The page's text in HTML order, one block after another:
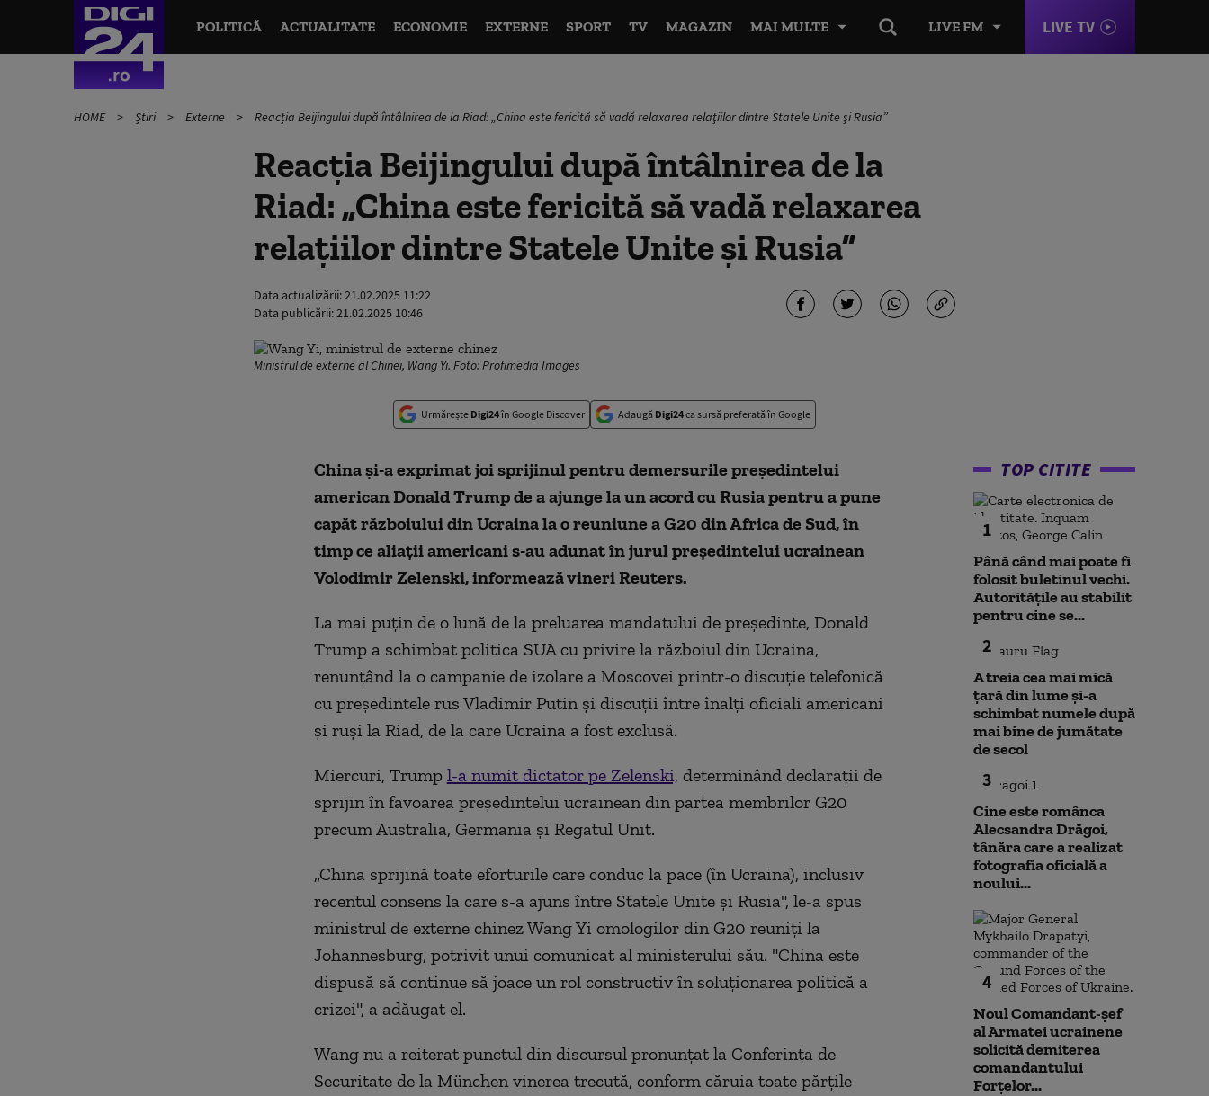
LIVE FM LIVE TV
POLITICĂ ACTUALITATE ECONOMIE EXTERNE SPORT TV MAGAZIN MAI MULTE
HOME Știri Externe Reacția Beijingului după întâlnirea de la Riad: „China este fericită să vadă relaxarea relaţiilor dintre Statele Unite şi Rusia”
Reacția Beijingului după întâlnirea de la
Riad: „China este fericită să vadă relaxarea
relaţiilor dintre Statele Unite şi Rusia”
Data actualizării:21.02.2025 11:22
Data publicării:21.02.2025 10:46
Ministrul de externe al Chinei, Wang Yi. Foto: Profimedia Images
Urmărește Digi24în Google Discover Adaugă Digi24ca sursă preferată în Google
China şi-a exprimat joi sprijinul pentru demersurile preşedintelui
american Donald Trump de a ajunge la un acord cu Rusia pentru a pune
capăt războiului din Ucraina la o reuniune a G20 din Africa de Sud, în
timp ce aliaţii americani s-au adunat în jurul preşedintelui ucrainean
Volodimir Zelenski, informează vineri Reuters.
La mai puţin de o lună de la preluarea mandatului de preşedinte, Donald
Trump a schimbat politica SUA cu privire la războiul din Ucraina,
renunţând la o campanie de izolare a Moscovei printr-o discuţie telefonică
cu preşedintele rus Vladimir Putin şi discuţii între înalţi oficiali americani
şi ruşi la Riad, de la care Ucraina a fost exclusă.
Miercuri, Trump l-a numit dictator pe Zelenski, determinând declaraţii de
sprijin în favoarea preşedintelui ucrainean din partea membrilor G20
precum Australia, Germania şi Regatul Unit.
„China sprijină toate eforturile care conduc la pace (în Ucraina), inclusiv
recentul consens la care s-a ajuns între Statele Unite şi Rusia", le-a spus
ministrul de externe chinez Wang Yi omologilor din G20 reuniţi la
Johannesburg, potrivit unui comunicat al ministerului său. "China este
dispusă să continue să joace un rol constructiv în soluţionarea politică a
crizei", a adăugat el.
Wang nu a reiterat punctul din discursul pronunţat la Conferinţa de
Securitate de la München vinerea trecută, conform căruia toate părţile
TOP CITITE
1
Până când mai poate fi
folosit buletinul vechi.
Autoritățile au stabilit
pentru cine se...
2
A treia cea mai mică
țară din lume și-a
schimbat numele după
mai bine de jumătate
de secol
3
Cine este românca
Alecsandra Drăgoi,
tânăra care a realizat
fotografia oficială a
noului...
4
Noul Comandant-șef
al Armatei ucrainene
solicită demiterea
comandantului
Forțelor...